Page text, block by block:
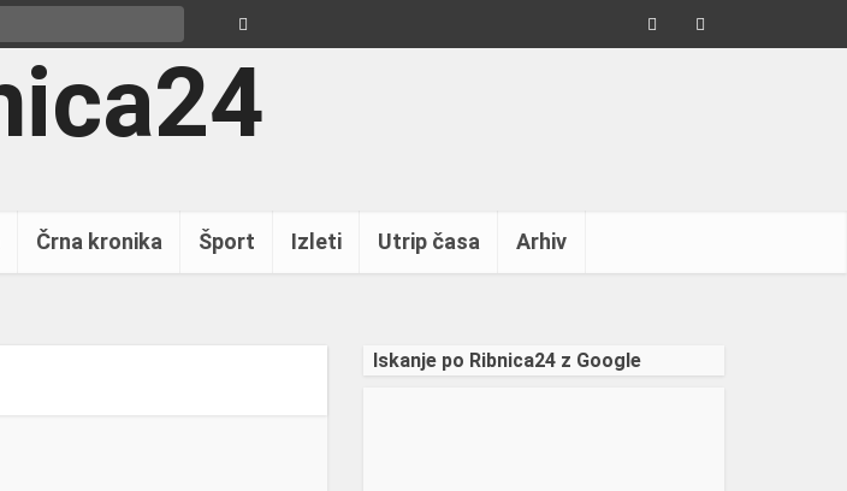
Črna kronika Šport Izleti Utrip časa Arhiv
Iskanje po Ribnica24 z Google